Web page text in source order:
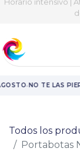
Horario intensivo |
·NO TE LAS
Todos los
Portabotas